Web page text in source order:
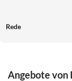
Rede
Angebote von